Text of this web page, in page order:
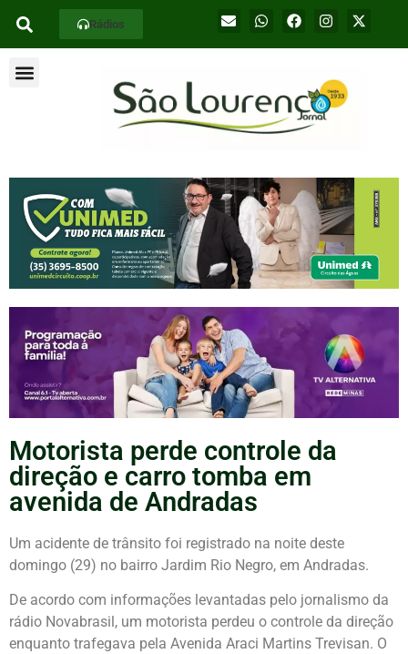
Rádios
Motorista perde controle da
direção e carro tomba em
avenida de Andradas
Um acidente de trânsito foi registrado na noite deste
domingo (29) no bairro Jardim Rio Negro, em Andradas.
De acordo com informações levantadas pelo jornalismo da
rádio Novabrasil, um motorista perdeu o controle da direção
enquanto trafegava pela Avenida Araci Martins Trevisan. O